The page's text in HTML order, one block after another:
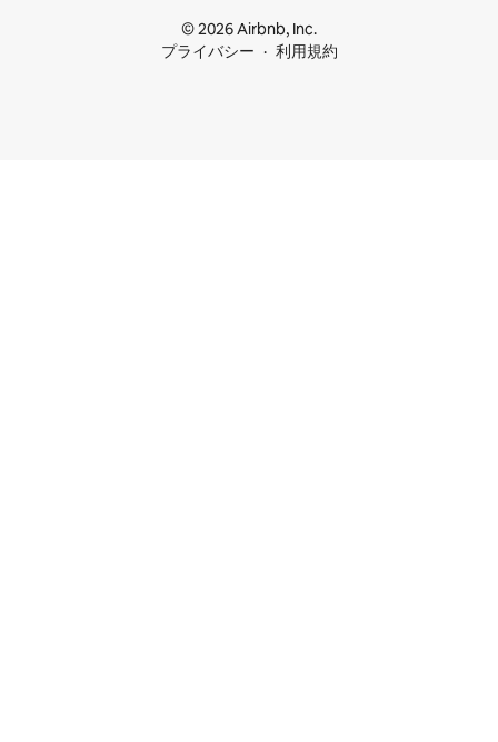
© 2026 Airbnb, Inc.
プライバシー
利用規約